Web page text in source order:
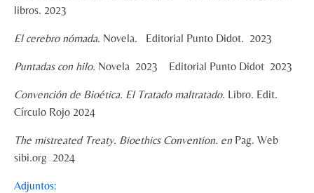
libros. 2023
El cerebro nómada. Novela. Editorial Punto Didot. 2023
Puntadas con hilo. Novela 2023 Editorial Punto Didot 2023
Convención de Bioética. El Tratado maltratado. Libro. Edit.
Círculo Rojo 2024
The mistreated Treaty. Bioethics Convention. en Pag. Web
sibi.org 2024
Adjuntos: